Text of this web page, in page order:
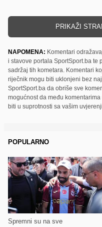
PRIKAŽI
NAPOMENA: Komentari
i stavove portala SportSport.ba te
sadržaj tih kometara. Komentari
riječnik mogu biti uklonjeni bez
SportSport.ba da obriše sve
mogućnost da među
biti u suprotnosti sa vašim
POPULARNO
Spremni su na sve